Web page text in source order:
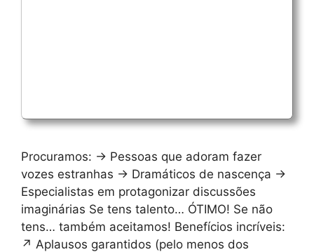
Procuramos: → Pessoas que adoram fazer
vozes estranhas → Dramáticos de nascença →
Especialistas em protagonizar discussões
imaginárias Se tens talento… ÓTIMO! Se não
tens… também aceitamos! Benefícios incríveis:
↗ Aplausos garantidos (pelo menos dos